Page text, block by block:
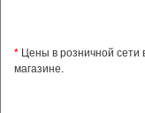
* Цены в розничной сети
магазине.